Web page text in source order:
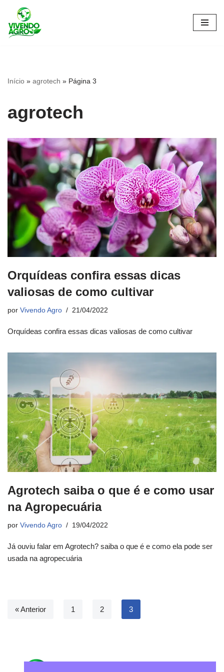
Pular
para
Início » agrotech » Página 3
agrotech
Orquídeas confira essas dicas
valiosas de como cultivar
por Vivendo Agro 21/04/2022
Orquídeas confira essas dicas valiosas de como cultivar
Agrotech saiba o que é e como usar
na Agropecuária
por Vivendo Agro 19/04/2022
Já ouviu falar em Agrotech? saiba o que é e como ela pode ser
usada na agropecuária
« Anterior 1 2 3